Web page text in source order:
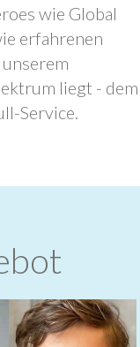
wie Global
erfahrenen
liegt - dem
Service.